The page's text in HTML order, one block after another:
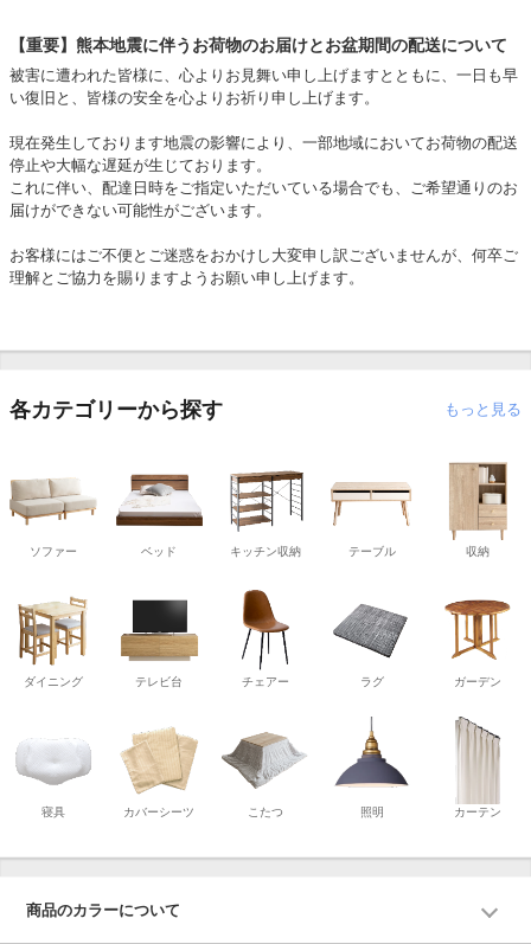
【重要】熊本地震に伴うお荷物のお届けとお盆期間の配送について
被害に遭われた皆様に、心よりお見舞い申し上げますとともに、一日も早
い復旧と、皆様の安全を心よりお祈り申し上げます。
現在発生しております地震の影響により、一部地域においてお荷物の配送
停止や大幅な遅延が生じております。
これに伴い、配達日時をご指定いただいている場合でも、ご希望通りのお
届けができない可能性がございます。
お客様にはご不便とご迷惑をおかけし大変申し訳ございませんが、何卒ご
理解とご協力を賜りますようお願い申し上げます。
各カテゴリーから探す もっと見る
ソファー ベッド 収納
キッチン収納
寝具 カバーシーツ
チェアー
テーブル
こたつ
テレビ台
ダイニング ラグ
カーテン
照明
ガーデン
商品のカラーについて